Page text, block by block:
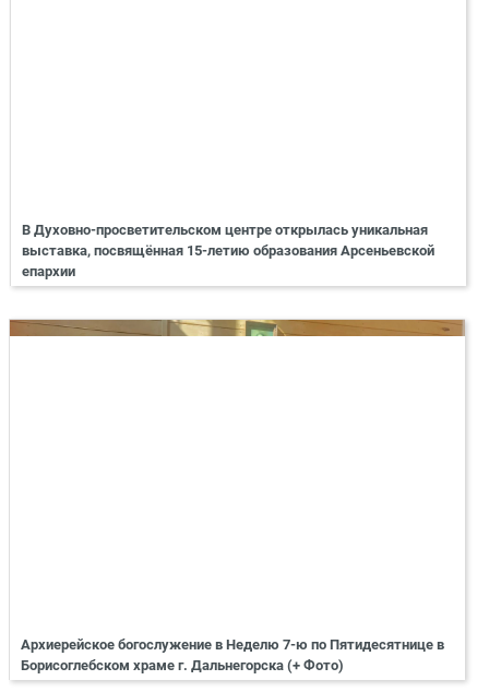
В Духовно-просветительском центре открылась уникальная
выставка, посвящённая 15-летию образования Арсеньевской
епархии
Архиерейское богослужение в Неделю 7-ю по Пятидесятнице в
Борисоглебском храме г. Дальнегорска (+ Фото)